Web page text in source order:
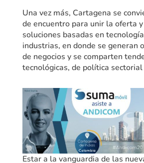
Una vez más, Cartagena se
de encuentro para unir la oferta
soluciones basadas en
industrias, en donde se generan
de negocios y se comparten
tecnológicas, de política
Estar a la vanguardia de las